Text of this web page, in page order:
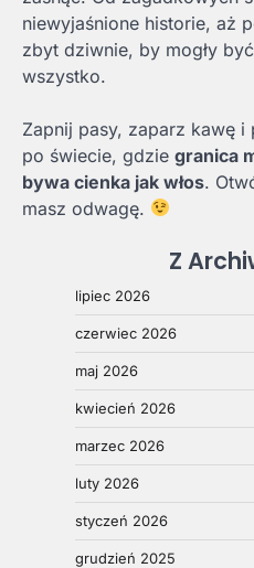
niewyjaśnione historie, aż
zbyt dziwnie, by mogły
wszystko.
Zapnij pasy, zaparz kawę
po świecie, gdzie granica
bywa cienka jak włos.
masz odwagę.
Z
lipiec 2026
czerwiec 2026
maj 2026
kwiecień 2026
marzec 2026
luty 2026
styczeń 2026
grudzień 2025